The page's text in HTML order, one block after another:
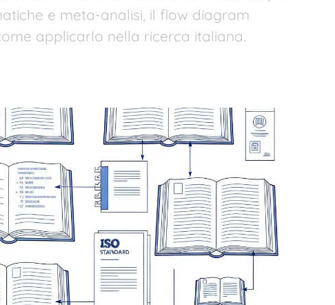
e meta-analisi, il flow diagram
applicarlo nella ricerca italiana.